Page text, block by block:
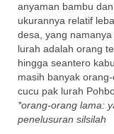
anyaman bambu
ukurannya relatif
desa, yang
lurah adalah orang
hingga seantero
masih banyak
cucu pak lurah
*orang-orang lama:
penelusuran silsilah